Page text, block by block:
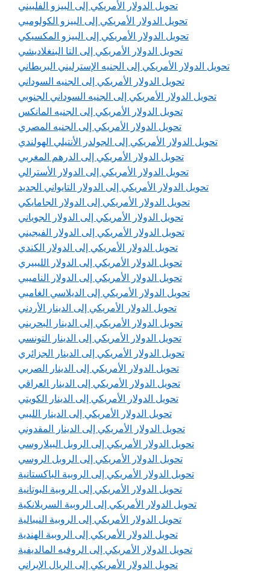
تحويل الدولار الأمريكي إلى البيزو الفلبيني
تحويل الدولار الأمريكي إلى البيزو الكولومبي
تحويل الدولار الأمريكي إلى البيزو المكسيكي
تحويل الدولار الأمريكي إلى التا البنغلاديشي
تحويل الدولار الأمريكي إلى الجنيه الإسترليني البريطاني
تحويل الدولار الأمريكي إلى الجنيه السوداني
تحويل الدولار الأمريكي إلى الجنيه السوداني الجنوبي
تحويل الدولار الأمريكي إلى الجنيه المانكس
تحويل الدولار الأمريكي إلى الجنيه المصري
تحويل الدولار الأمريكي إلى الجولدر الأنتيلي الهولندي
تحويل الدولار الأمريكي إلى الدرهم المغربي
تحويل الدولار الأمريكي إلى الدولار الأسترالي
تحويل الدولار الأمريكي إلى الدولار التايواني الجديد
تحويل الدولار الأمريكي إلى الدولار الجامايكي
تحويل الدولار الأمريكي إلى الدولار الجوياني
تحويل الدولار الأمريكي إلى الدولار الفيجيني
تحويل الدولار الأمريكي إلى الدولار الكندي
تحويل الدولار الأمريكي إلى الدولار الليبيري
تحويل الدولار الأمريكي إلى الدولار الناميبي
تحويل الدولار الأمريكي إلى الديلاسي الغامبي
تحويل الدولار الأمريكي إلى الدينار الأردني
تحويل الدولار الأمريكي إلى الدينار البحريني
تحويل الدولار الأمريكي إلى الدينار التونسي
تحويل الدولار الأمريكي إلى الدينار الجزائري
تحويل الدولار الأمريكي إلى الدينار الصربي
تحويل الدولار الأمريكي إلى الدينار العراقي
تحويل الدولار الأمريكي إلى الدينار الكويتي
تحويل الدولار الأمريكي إلى الدينار الليبي
تحويل الدولار الأمريكي إلى الدينار المقدوني
تحويل الدولار الأمريكي إلى الروبل البيلاروسي
تحويل الدولار الأمريكي إلى الروبل الروسي
تحويل الدولار الأمريكي إلى الروبية الباكستانية
تحويل الدولار الأمريكي إلى الروبية البوتانية
تحويل الدولار الأمريكي إلى الروبية السريلانكية
تحويل الدولار الأمريكي إلى الروبية النيبالية
تحويل الدولار الأمريكي إلى الروبية الهندية
تحويل الدولار الأمريكي إلى الروفيه المالديفية
تحويل الدولار الأمريكي إلى الريال الإيراني